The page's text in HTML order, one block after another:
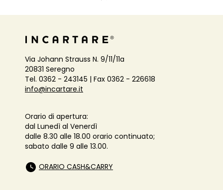
Via Johann Strauss N. 9/11/11a
20831 Seregno
Tel. 0362 - 243145 | Fax 0362 - 226618
info@incartare.it
Orario di apertura:
dal Lunedì al Venerdì
dalle 8.30 alle 18.00 orario continuato;
sabato dalle 9 alle 13.00.
ORARIO CASH&CARRY